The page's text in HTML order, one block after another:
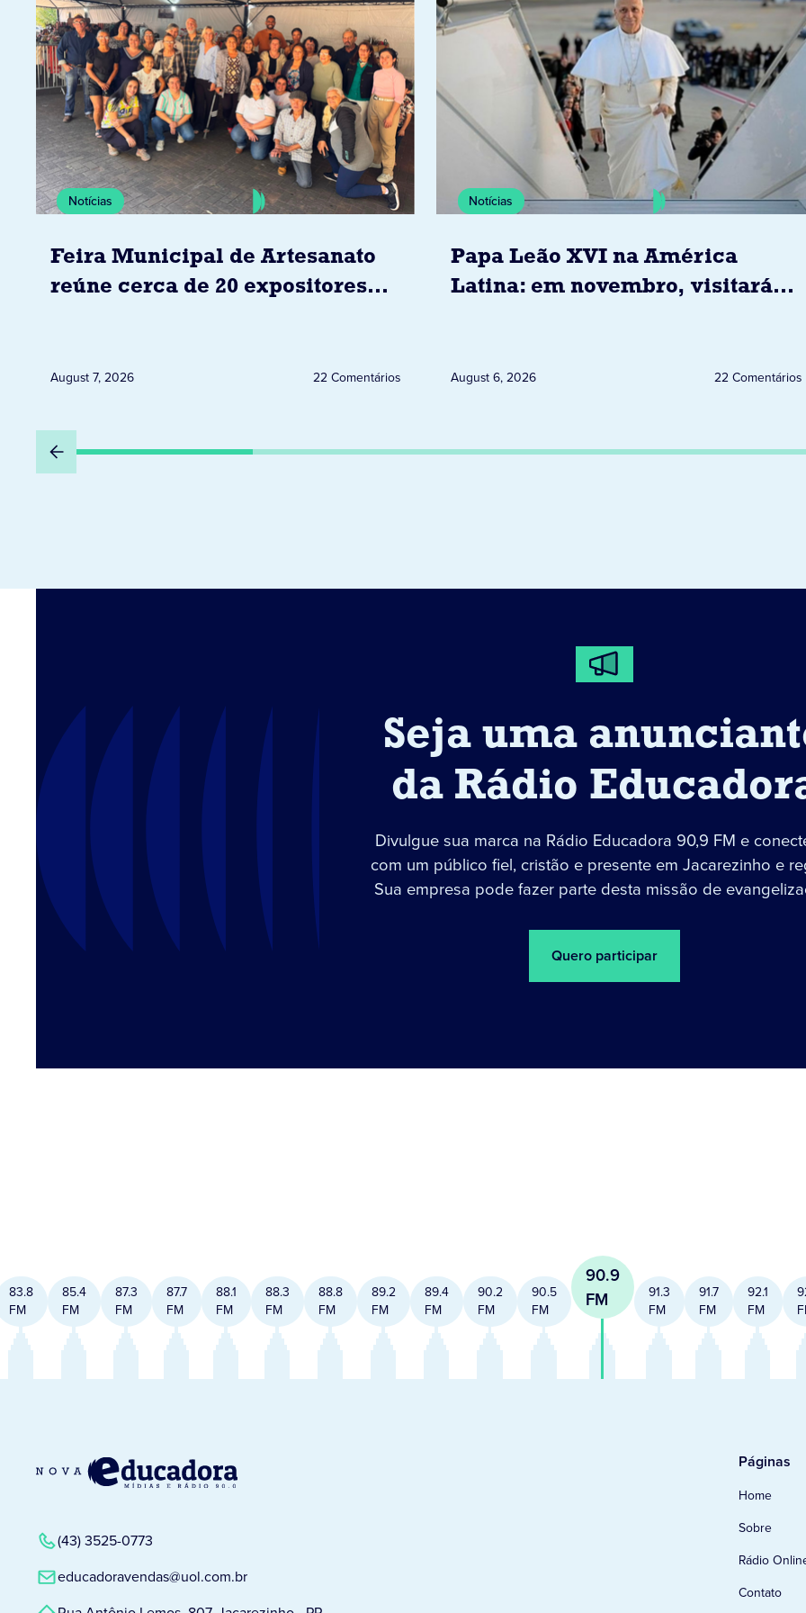
Notícias
Feira Municipal de Artesanato
reúne cerca de 20 expositores
August 7, 2026 22 Comentários
Notícias
Papa Leão XVI na América
Latina: em novembro, visitará
August 6, 2026 22 Comentários
Seja uma
da Rádio
Divulgue sua marca na Rádio Educadora 90,9 FM e
com um público fiel, cristão e presente em Jacarezinho e
Sua empresa pode fazer parte desta missão de
Quero participar
83.8
FM
85.4
FM
87.3
FM
87.7
FM
88.1
FM
88.3
FM
88.8
FM
89.2
FM
89.4
FM
90.2
FM
90.5
FM
90.9
FM
91.3
FM
91.7
FM
92.1
FM
(43) 3525-0773
educadoravendas@uol.com.br
Páginas
Home
Sobre
Rádio
Contato